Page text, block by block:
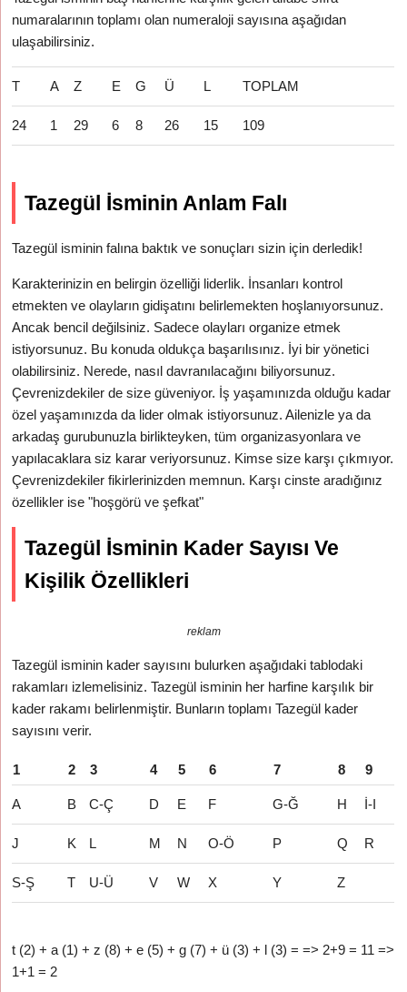
numaralarının toplamı olan numeraloji sayısına aşağıdan
ulaşabilirsiniz.
T A Z E G Ü L TOPLAM
24 1 29 6 8 26 15 109
Tazegül İsminin Anlam Falı
Tazegül isminin falına baktık ve sonuçları sizin için derledik!
Karakterinizin en belirgin özelliği liderlik. İnsanları kontrol
etmekten ve olayların gidişatını belirlemekten hoşlanıyorsunuz.
Ancak bencil değilsiniz. Sadece olayları organize etmek
istiyorsunuz. Bu konuda oldukça başarılısınız. İyi bir yönetici
olabilirsiniz. Nerede, nasıl davranılacağını biliyorsunuz.
Çevrenizdekiler de size güveniyor. İş yaşamınızda olduğu kadar
özel yaşamınızda da lider olmak istiyorsunuz. Ailenizle ya da
arkadaş gurubunuzla birlikteyken, tüm organizasyonlara ve
yapılacaklara siz karar veriyorsunuz. Kimse size karşı çıkmıyor.
Çevrenizdekiler fikirlerinizden memnun. Karşı cinste aradığınız
özellikler ise "hoşgörü ve şefkat"
Tazegül İsminin Kader Sayısı Ve
Kişilik Özellikleri
reklam
Tazegül isminin kader sayısını bulurken aşağıdaki tablodaki
rakamları izlemelisiniz. Tazegül isminin her harfine karşılık bir
kader rakamı belirlenmiştir. Bunların toplamı Tazegül kader
sayısını verir.
1 2 3 4 5 6 7 8 9
A B C-Ç D E F G-Ğ H İ-I
J K L M N O-Ö P Q R
S-Ş T U-Ü V W X Y Z
t (2) + a (1) + z (8) + e (5) + g (7) + ü (3) + l (3) = => 2+9 = 11 =>
1+1 = 2